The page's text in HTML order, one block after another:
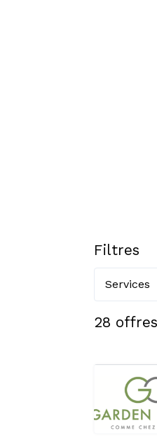
Filtres
Services
28